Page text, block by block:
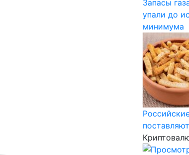
Запасы
упали до
минимума